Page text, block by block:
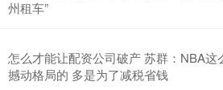
州租车”
怎么才能让配资公司破产 苏群：NBA这
撼动格局的 多是为了减税省钱